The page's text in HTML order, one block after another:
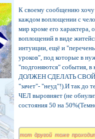
К своему сообщению хочу
каждом воплощении с
мир кроме его характера,
воплощений в виде
интуиции, ещё и
уроков", под которые в
"подгоняются" события, в
ДОЛЖЕН СДЕЛАТЬ СВОЙ
"зачет"- "неуд"!).И так до
ЧЕЛ выровняет (не
состояния 50 на
тот другой тоже